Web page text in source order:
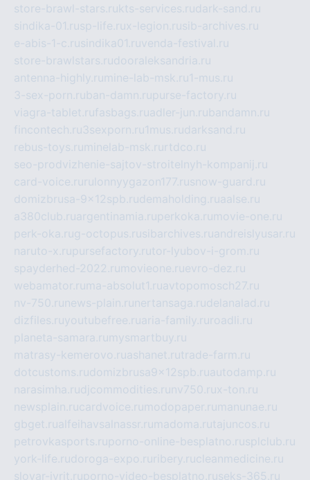
store-brawl-stars.rukts-services.rudark-sand.ru
sindika-01.rusp-life.rux-legion.rusib-archives.ru
e-abis-1-c.rusindika01.ruvenda-festival.ru
store-brawlstars.rudooraleksandria.ru
antenna-highly.ru mine-lab-msk.ru1-mus.ru
3-sex-porn.ruban-damn.rupurse-factory.ru
viagra-tablet.rufasbags.ruadler-jun.rubandamn.ru
fincontech.ru3sexporn.ru1mus.rudarksand.ru
rebus-toys.ru minelab-msk.ru rtdco.ru
seo-prodvizhenie-sajtov-stroitelnyh-kompanij.ru
card-voice.ru rulonnyygazon177.rusnow-guard.ru
domizbrusa-9x12spb.rudemaholding.ruaalse.ru
a380club.ruargentinamia.ruperkoka.ru movie-one.ru
perk-oka.rug-octopus.rusibarchives.ruandreislyusar.ru
naruto-x.rupursefactory.rutor-lyubov-i-grom.ru
spayderhed-2022.ru movieone.ruevro-dez.ru
webamator.ru ma-absolut1.ruavtopomosch27.ru
nv-750.ru news-plain.ru nertansaga.rudelanalad.ru
dizfiles.ruyoutubefree.ruaria-family.ru roadli.ru
planeta-samara.ru mysmartbuy.ru
matrasy-kemerovo.ruashanet.rutrade-farm.ru
dotcustoms.rudomizbrusa9x12spb.ruautodamp.ru
narasimha.rudjcommodities.ru nv750.rux-ton.ru
newsplain.rucardvoice.ru modopaper.ru manunae.ru
gbget.rualfeihavsalnassr.ru madoma.rutajuncos.ru
petrovkasports.ruporno-online-besplatno.rusplclub.ru
york-life.rudoroga-expo.ru ribery.rucleanmedicine.ru
slovar-ivrit.ruporno-video-besplatno.ruseks-365.ru